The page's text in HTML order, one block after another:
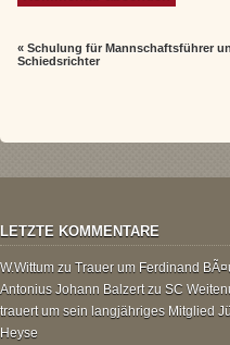
«Schulung für Mannschaftsführer
Schiedsrichter
LETZTE KOMMENTARE
W.Wittum zu Trauer um Ferdinand
Antonius Johann Balzertzu SC
trauert um sein langjähriges Mitglied
Heyse